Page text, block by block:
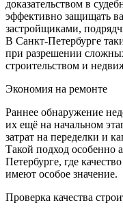
доказательством в
эффективно защищать
застройщиками,
В Санкт-Петербурге
при разрешении
строительством и
Экономия на ремонте
Раннее обнаружение
их ещё на начальном
затрат на переделки и
Такой подход особенно
Петербурге, где
имеют особое значение.
Проверка качества